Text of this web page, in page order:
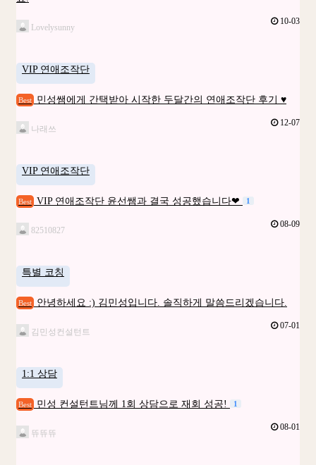
Lovelysunny
10-03
VIP 연애조작단
Best 민성쌤에게 간택받아 시작한 두달간의 연애조작단 후기 ♥
나래쓰
12-07
VIP 연애조작단
Best VIP 연애조작단 윤선쌤과 결국 성공했습니다❤ 1
82510827
08-09
특별 코칭
Best 안녕하세요 :) 김민성입니다. 솔직하게 말씀드리겠습니다.
김민성컨설턴트
07-01
1:1 상담
Best 민성 컨설턴트님께 1회 상담으로 재회 성공! 1
뜌뜌뜌
08-01